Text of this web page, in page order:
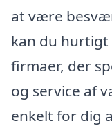
at være
kan du
firmaer, der
og service af
enkelt for dig